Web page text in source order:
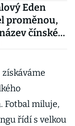
Eden
proměnou,
čínské
Fotbal miluje,
řídí s velkou